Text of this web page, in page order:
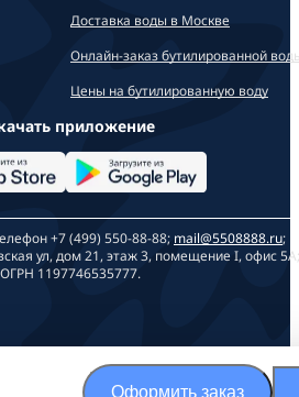
Оформить заказ
Доставка воды в Москве
Онлайн-заказ бутилированной
Цены на бутилированную воду
приложение
+7 (499) 550-88-88; mail@5508888.ru;
ул, дом 21, этаж 3, помещение I, офис 5А;
ОГРН 1197746535777.